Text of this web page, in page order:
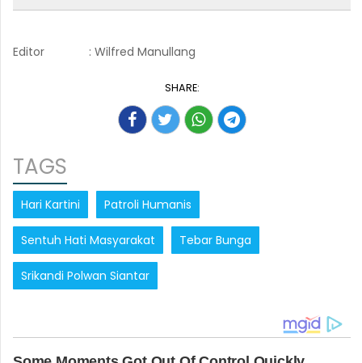
Editor : Wilfred Manullang
SHARE:
TAGS
Hari Kartini Patroli Humanis
Sentuh Hati Masyarakat Tebar Bunga
Srikandi Polwan Siantar